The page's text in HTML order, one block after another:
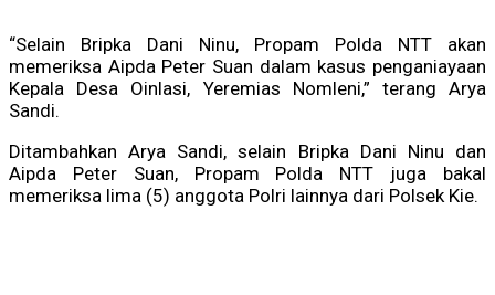
“Selain Bripka Dani Ninu, Propam Polda NTT akan
memeriksa Aipda Peter Suan dalam kasus penganiayaan
Kepala Desa Oinlasi, Yeremias Nomleni,” terang Arya
Sandi.
Ditambahkan Arya Sandi, selain Bripka Dani Ninu dan
Aipda Peter Suan, Propam Polda NTT juga bakal
memeriksa lima (5) anggota Polri lainnya dari Polsek Kie.